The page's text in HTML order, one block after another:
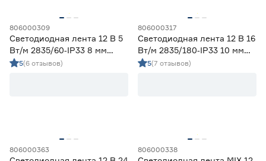
806000309
Светодиодная лента 12 В 5
Вт/м 2835/60‑IP33 8 мм
дневной 5 м Geniled
5(6 отзывов)
806000317
Светодиодная лента 12 В 16
Вт/м 2835/180‑IP33 10 мм
дневной 5 м Geniled
5(7 отзывов)
806000363 806000338